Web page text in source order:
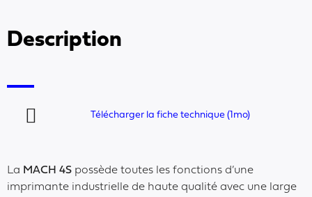
Description
Télécharger la fiche technique (1mo)
La MACH 4S possède toutes les fonctions d’une
imprimante industrielle de haute qualité avec une large